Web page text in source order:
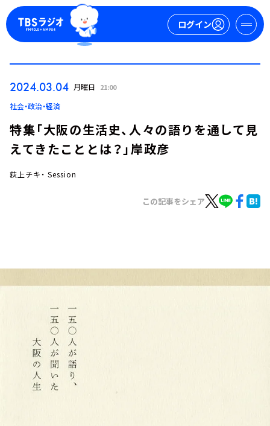
ログイン
イベント・グッズ
YouTube
会社情報
2024.03.04 月曜日 21:00
社会・政治・経済
特集「大阪の生活史、人々の語りを通して見
えてきたこととは？」岸政彦
荻上チキ・ Session
この記事をシェア